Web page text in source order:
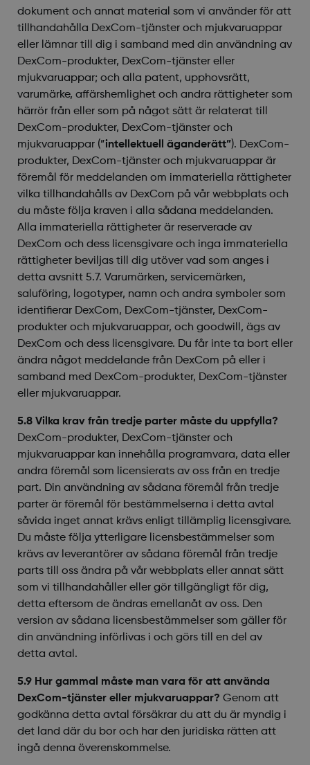
dokument och annat material som vi använder för att
tillhandahålla DexCom-tjänster och mjukvaruappar
eller lämnar till dig i samband med din användning av
DexCom-produkter, DexCom-tjänster eller
mjukvaruappar; och alla patent, upphovsrätt,
varumärke, affärshemlighet och andra rättigheter som
härrör från eller som på något sätt är relaterat till
DexCom-produkter, DexCom-tjänster och
mjukvaruappar (”intellektuell äganderätt”). DexCom-
produkter, DexCom-tjänster och mjukvaruappar är
föremål för meddelanden om immateriella rättigheter
vilka tillhandahålls av DexCom på vår webbplats och
du måste följa kraven i alla sådana meddelanden.
Alla immateriella rättigheter är reserverade av
DexCom och dess licensgivare och inga immateriella
rättigheter beviljas till dig utöver vad som anges i
detta avsnitt 5.7. Varumärken, servicemärken,
saluföring, logotyper, namn och andra symboler som
identifierar DexCom, DexCom-tjänster, DexCom-
produkter och mjukvaruappar, och goodwill, ägs av
DexCom och dess licensgivare. Du får inte ta bort eller
ändra något meddelande från DexCom på eller i
samband med DexCom-produkter, DexCom-tjänster
eller mjukvaruappar.
5.8 Vilka krav från tredje parter måste du uppfylla?
DexCom-produkter, DexCom-tjänster och
mjukvaruappar kan innehålla programvara, data eller
andra föremål som licensierats av oss från en tredje
part. Din användning av sådana föremål från tredje
parter är föremål för bestämmelserna i detta avtal
såvida inget annat krävs enligt tillämplig licensgivare.
Du måste följa ytterligare licensbestämmelser som
krävs av leverantörer av sådana föremål från tredje
parts till oss ändra på vår webbplats eller annat sätt
som vi tillhandahåller eller gör tillgängligt för dig,
detta eftersom de ändras emellanåt av oss. Den
version av sådana licensbestämmelser som gäller för
din användning införlivas i och görs till en del av
detta avtal.
5.9 Hur gammal måste man vara för att använda
DexCom-tjänster eller mjukvaruappar? Genom att
godkänna detta avtal försäkrar du att du är myndig i
det land där du bor och har den juridiska rätten att
ingå denna överenskommelse.